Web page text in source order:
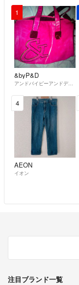
1
&byP&D
4
AEON
イオン
注目ブランド一覧